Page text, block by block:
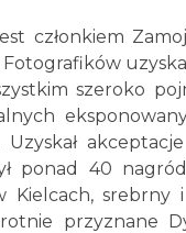
członkiem
szeroko
Uzyskał
ponad 40
przyznane